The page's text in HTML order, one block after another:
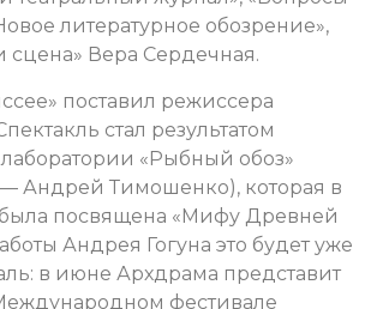
литературное обозрение»,
сцена» Вера Сердечная.
поставил режиссера
стал результатом
«Рыбный обоз»
— Андрей Тимошенко), которая в
посвящена «Мифу Древней
Андрея Гогуна это будет уже
в июне Архдрама представит
фестивале